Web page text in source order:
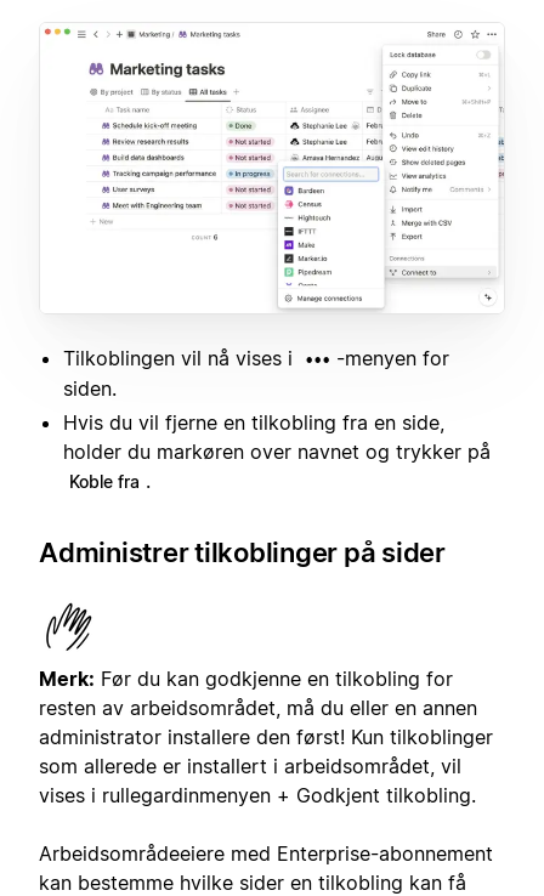
Tilkoblingen vil nå vises i ••• -menyen for
siden.
Hvis du vil fjerne en tilkobling fra en side,
holder du markøren over navnet og trykker på
Koble fra .
Administrer tilkoblinger på sider
Merk: Før du kan godkjenne en tilkobling for
resten av arbeidsområdet, må du eller en annen
administrator installere den først! Kun tilkoblinger
som allerede er installert i arbeidsområdet, vil
vises i rullegardinmenyen + Godkjent tilkobling.
Arbeidsområdeeiere med Enterprise-abonnement
kan bestemme hvilke sider en tilkobling kan få